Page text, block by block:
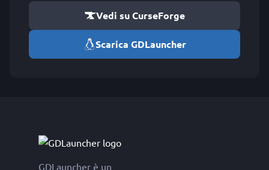
Vedi su CurseForge
Scarica GDLauncher
GDLauncher è un